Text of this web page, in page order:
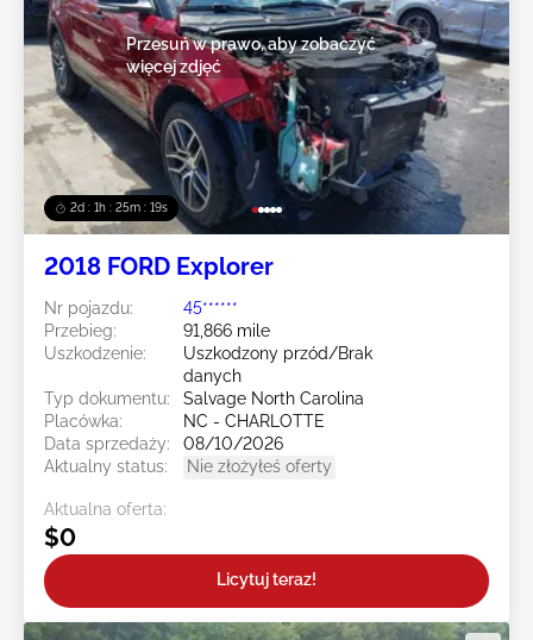
2d : 1h : 25m : 16s
Przesuń w prawo, aby zobaczyć
więcej zdjęć
2018 FORD Explorer
Nr pojazdu:
45******
Przebieg:
91,866 mile
Uszkodzenie:
Uszkodzony przód/Brak
danych
Typ dokumentu:
Salvage North Carolina
Placówka:
NC - CHARLOTTE
Data sprzedaży:
08/10/2026
Aktualny status:
Nie złożyłeś oferty
Aktualna oferta:
$0
Licytuj teraz!